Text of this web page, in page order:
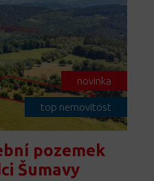
novinka
top nemovitost
pozemek
Šumavy